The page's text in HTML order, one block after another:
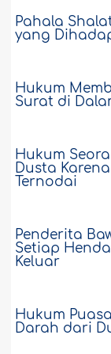
Pahala
yang
Hukum
Surat di
Hukum
Dusta
Ternodai
Penderita
Setiap
Keluar
Hukum
Darah dari